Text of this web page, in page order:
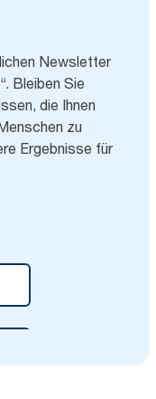
Newsletter
Bleiben Sie
die Ihnen
zu
Ergebnisse für